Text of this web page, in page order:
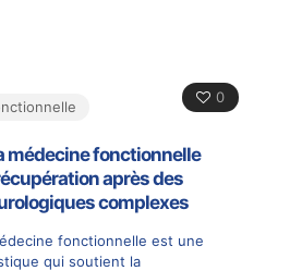
0
médecine fonctionnelle
après des
complexes
fonctionnelle est une
qui soutient la